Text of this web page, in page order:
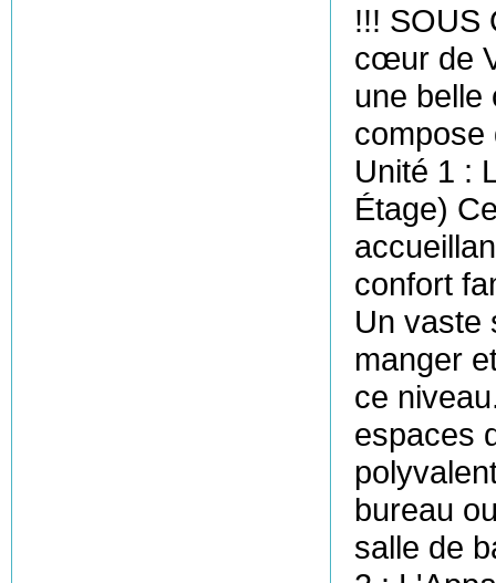
!!! SOUS
cœur de
une belle
compose
Unité 1 :
Étage)
confort
Un vaste
manger
ce
espaces
bureau
salle de